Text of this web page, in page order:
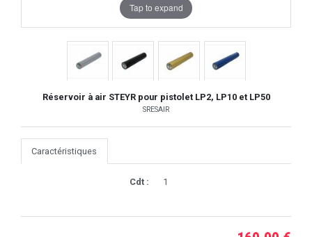
Tap to expand
Réservoir à air STEYR pour pistolet LP2, LP10 et LP50
SRESAIR
Caractéristiques
Cdt : 1